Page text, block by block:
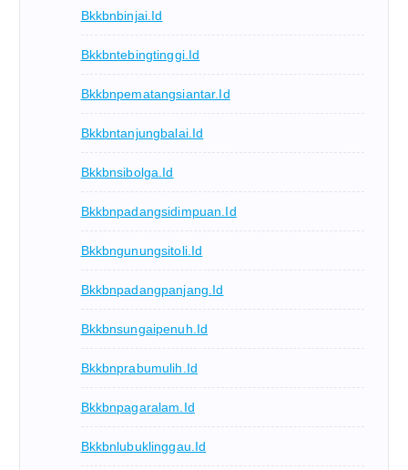
Bkkbnbinjai.id
Bkkbntebingtinggi.id
Bkkbnpematangsiantar.id
Bkkbntanjungbalai.id
Bkkbnsibolga.id
Bkkbnpadangsidimpuan.id
Bkkbngunungsitoli.id
Bkkbnpadangpanjang.id
Bkkbnsungaipenuh.id
Bkkbnprabumulih.id
Bkkbnpagaralam.id
Bkkbnlubuklinggau.id